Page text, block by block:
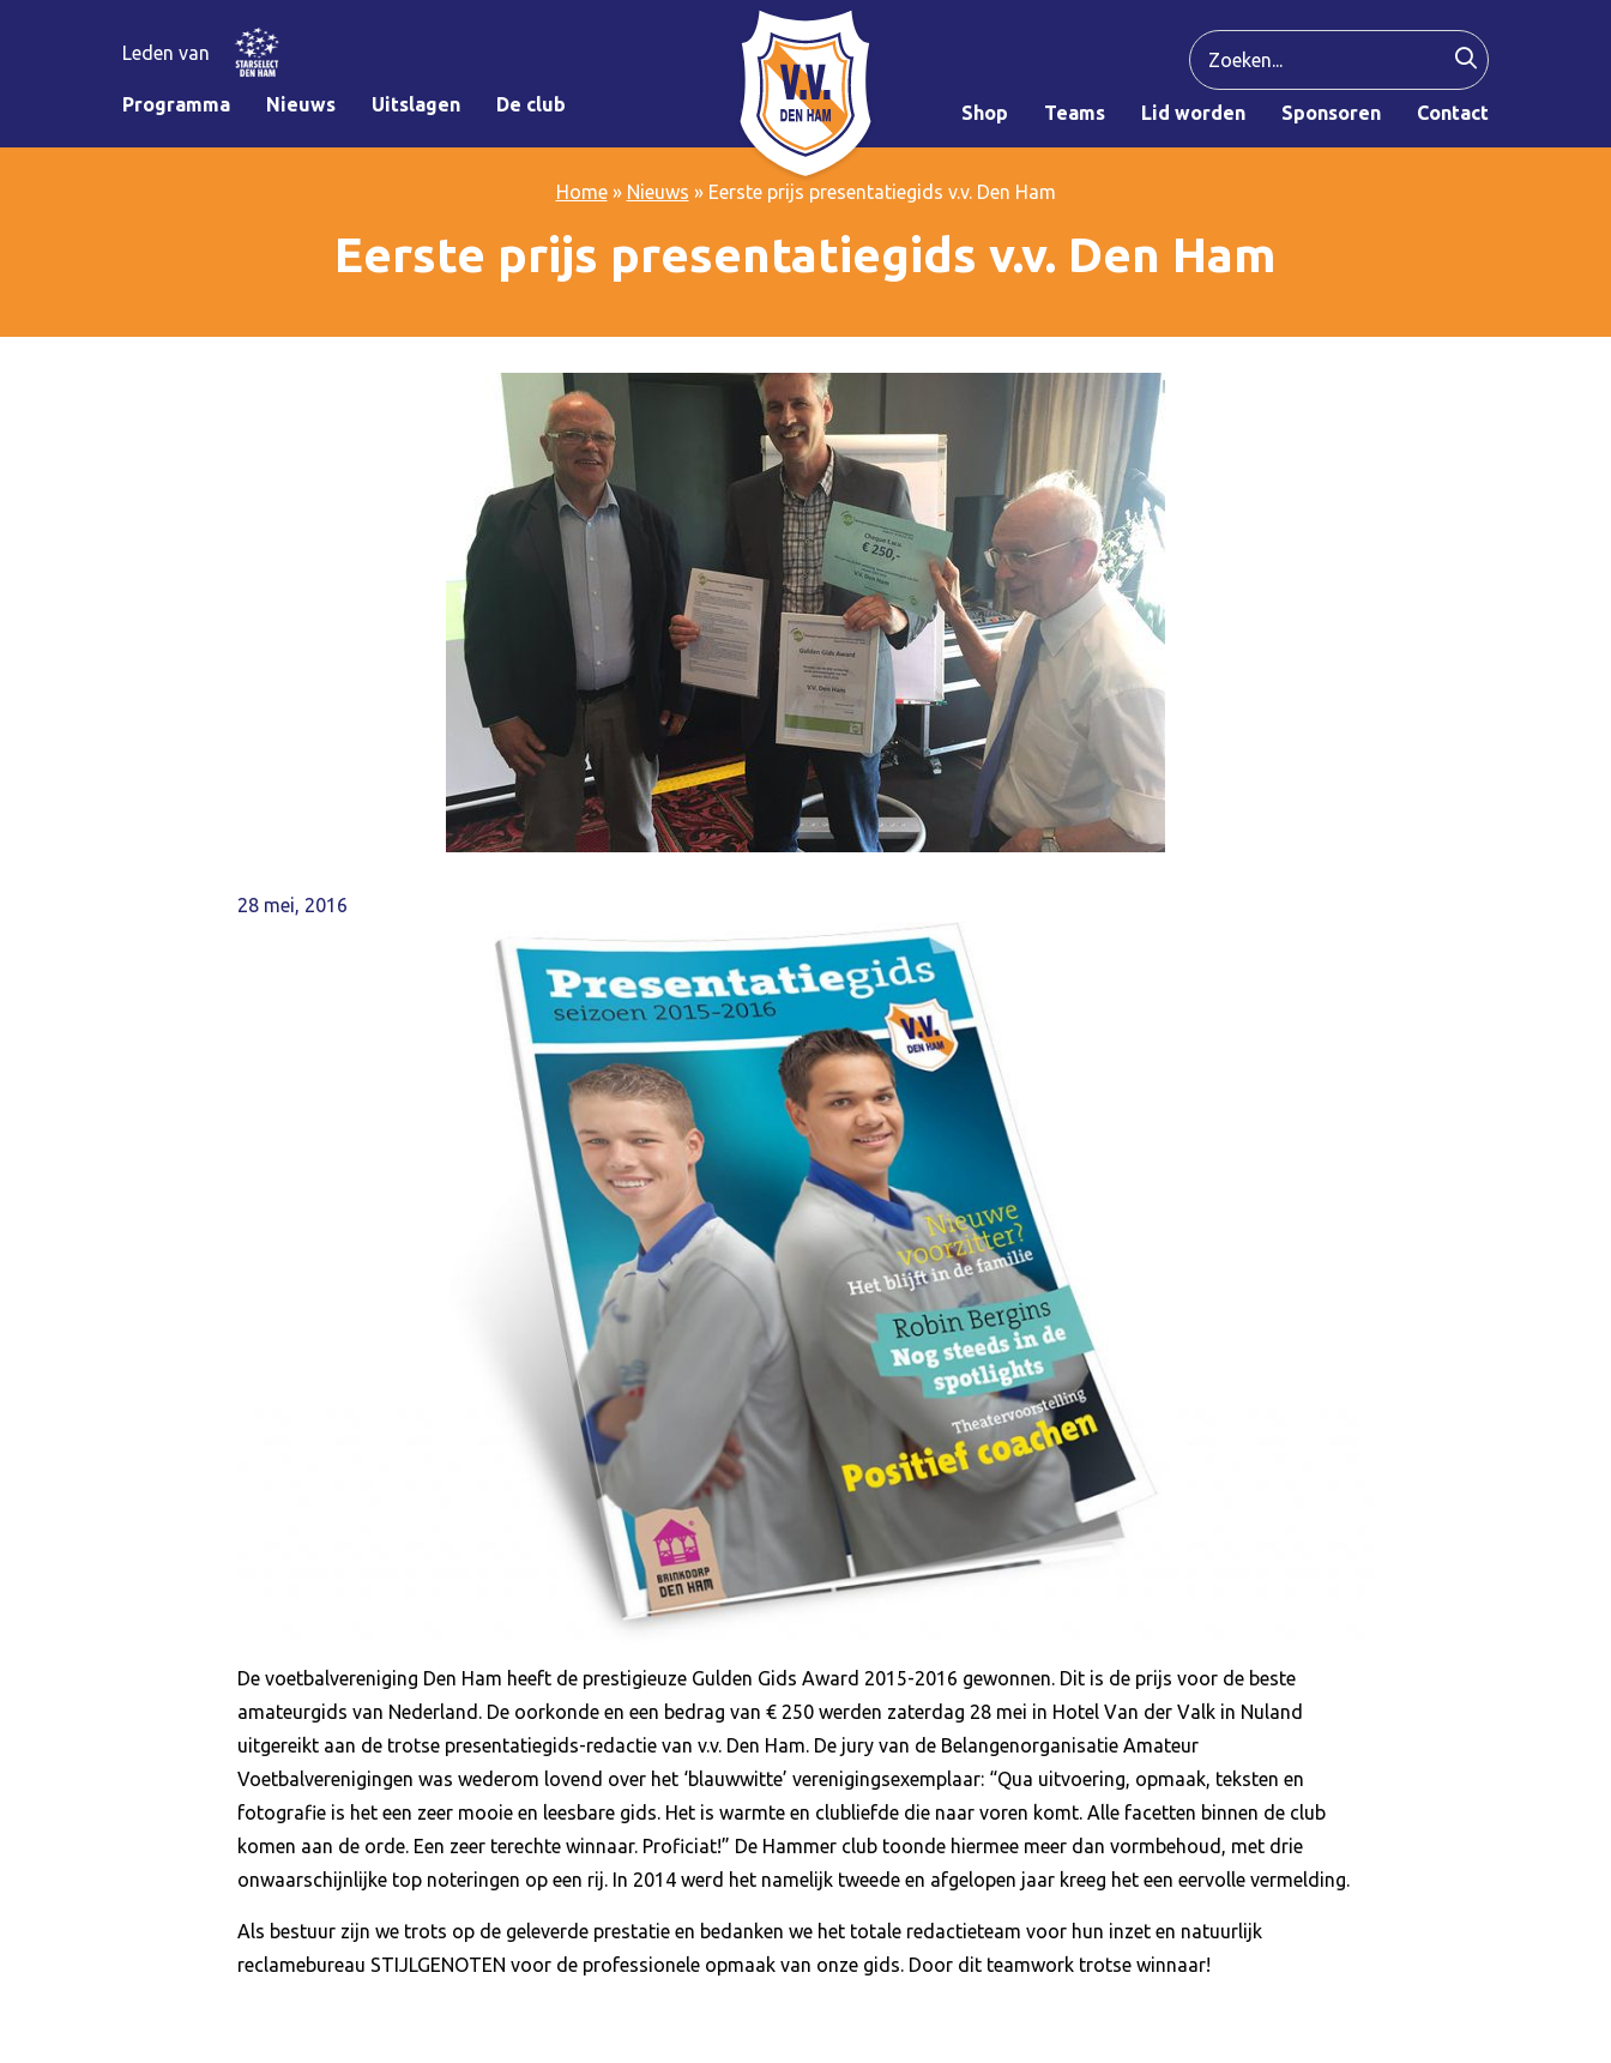
Leden van
Programma Nieuws Uitslagen De club Shop Teams Lid worden Sponsoren Contact
Home» Nieuws » Eerste prijs presentatiegids v.v. Den Ham
Eerste prijs presentatiegids v.v. Den Ham
28 mei, 2016
De voetbalvereniging Den Ham heeft de prestigieuze Gulden Gids Award 2015-2016 gewonnen. Dit is de prijs voor de beste
amateurgids van Nederland. De oorkonde en een bedrag van € 250 werden zaterdag 28 mei in Hotel Van der Valk in Nuland
uitgereikt aan de trotse presentatiegids-redactie van v.v. Den Ham. De jury van de Belangenorganisatie Amateur
Voetbalverenigingen was wederom lovend over het ‘blauwwitte’ verenigingsexemplaar: “Qua uitvoering, opmaak, teksten en
fotografie is het een zeer mooie en leesbare gids. Het is warmte en clubliefde die naar voren komt. Alle facetten binnen de club
komen aan de orde. Een zeer terechte winnaar. Proficiat!” De Hammer club toonde hiermee meer dan vormbehoud, met drie
onwaarschijnlijke top noteringen op een rij. In 2014 werd het namelijk tweede en afgelopen jaar kreeg het een eervolle vermelding.
Als bestuur zijn we trots op de geleverde prestatie en bedanken we het totale redactieteam voor hun inzet en natuurlijk
reclamebureau STIJLGENOTEN voor de professionele opmaak van onze gids. Door dit teamwork trotse winnaar!